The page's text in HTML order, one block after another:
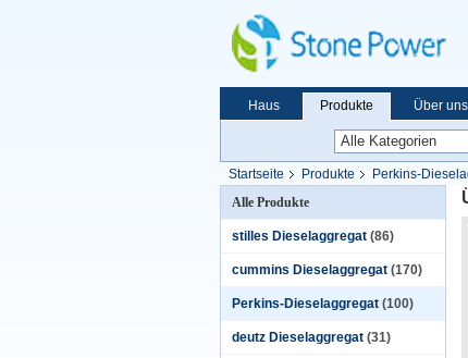
Haus Produkte Über uns
Startseite Produkte Perkins-
Alle Produkte
stilles Dieselaggregat (86)
cummins Dieselaggregat (170)
Perkins-Dieselaggregat (100)
deutz Dieselaggregat (31)